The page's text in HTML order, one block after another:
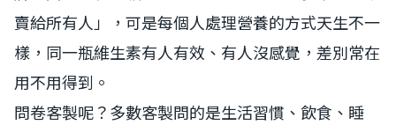
賣給所有人」，可是每個人處理營養的方式天生不一
樣，同一瓶維生素有人有效、有人沒感覺，差別常在
用不用得到。
問卷客製呢？多數客製問的是生活習慣、飲食、睡